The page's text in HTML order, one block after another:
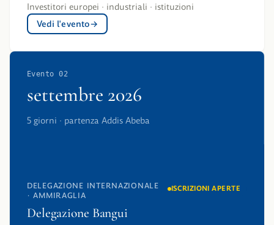
Investitori europei · industriali · istituzioni
Vedi l'evento
Evento 02
settembre 2026
5 giorni · partenza Addis Abeba
DELEGAZIONE INTERNAZIONALE
· AMMIRAGLIA
Delegazione Bangui
ISCRIZIONI APERTE